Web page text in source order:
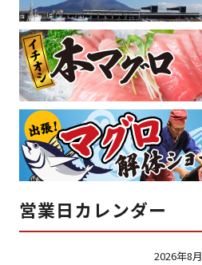
営業日カレンダー
2026年8月